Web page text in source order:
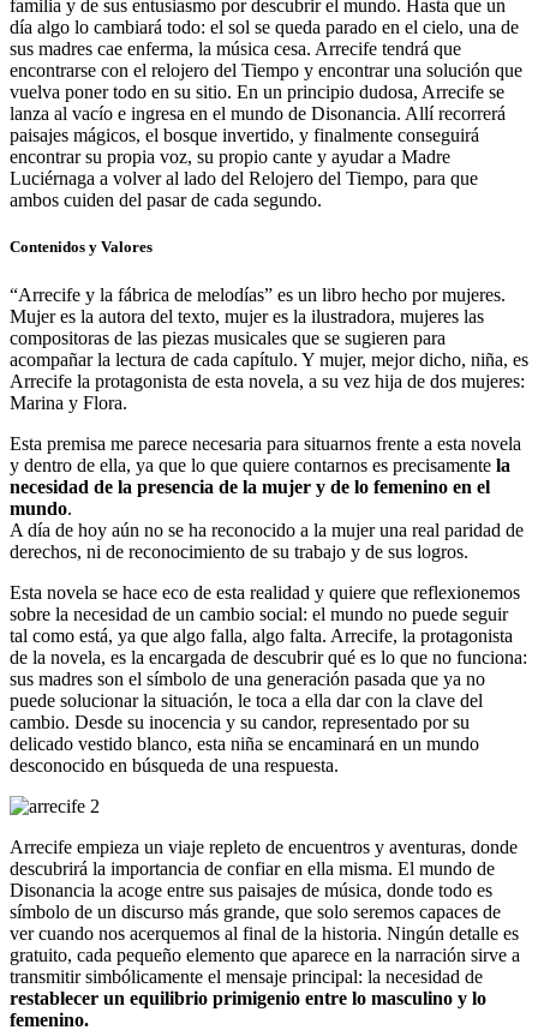
familia y de sus entusiasmo por descubrir el mundo. Hasta que un
día algo lo cambiará todo: el sol se queda parado en el cielo, una de
sus madres cae enferma, la música cesa. Arrecife tendrá que
encontrarse con el relojero del Tiempo y encontrar una solución que
vuelva poner todo en su sitio. En un principio dudosa, Arrecife se
lanza al vacío e ingresa en el mundo de Disonancia. Allí recorrerá
paisajes mágicos, el bosque invertido, y finalmente conseguirá
encontrar su propia voz, su propio cante y ayudar a Madre
Luciérnaga a volver al lado del Relojero del Tiempo, para que
ambos cuiden del pasar de cada segundo.
Contenidos y Valores
“Arrecife y la fábrica de melodías” es un libro hecho por mujeres.
Mujer es la autora del texto, mujer es la ilustradora, mujeres las
compositoras de las piezas musicales que se sugieren para
acompañar la lectura de cada capítulo. Y mujer, mejor dicho, niña, es
Arrecife la protagonista de esta novela, a su vez hija de dos mujeres:
Marina y Flora.
Esta premisa me parece necesaria para situarnos frente a esta novela
y dentro de ella, ya que lo que quiere contarnos es precisamente la
necesidad de la presencia de la mujer y de lo femenino en el
mundo.
A día de hoy aún no se ha reconocido a la mujer una real paridad de
derechos, ni de reconocimiento de su trabajo y de sus logros.
Esta novela se hace eco de esta realidad y quiere que reflexionemos
sobre la necesidad de un cambio social: el mundo no puede seguir
tal como está, ya que algo falla, algo falta. Arrecife, la protagonista
de la novela, es la encargada de descubrir qué es lo que no funciona:
sus madres son el símbolo de una generación pasada que ya no
puede solucionar la situación, le toca a ella dar con la clave del
cambio. Desde su inocencia y su candor, representado por su
delicado vestido blanco, esta niña se encaminará en un mundo
desconocido en búsqueda de una respuesta.
Arrecife empieza un viaje repleto de encuentros y aventuras, donde
descubrirá la importancia de confiar en ella misma. El mundo de
Disonancia la acoge entre sus paisajes de música, donde todo es
símbolo de un discurso más grande, que solo seremos capaces de
ver cuando nos acerquemos al final de la historia. Ningún detalle es
gratuito, cada pequeño elemento que aparece en la narración sirve a
transmitir simbólicamente el mensaje principal: la necesidad de
restablecer un equilibrio primigenio entre lo masculino y lo
femenino.